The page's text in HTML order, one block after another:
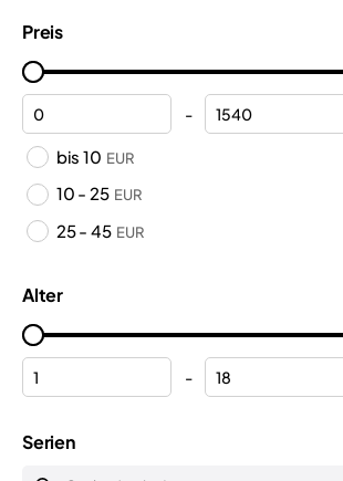
Preis
-
bis 10 EUR
10 - 25 EUR
25 - 45 EUR
Alter
-
Serien